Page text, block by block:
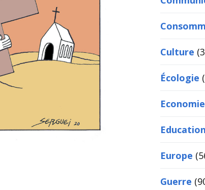
Culture
Écologie
Economie
Education
Europe
Guerre